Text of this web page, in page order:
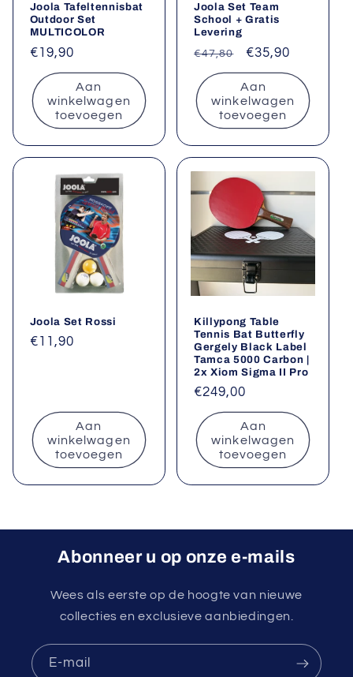
Joola Tafeltennisbat
Outdoor Set
MULTICOLOR
Normale
prijs
€19,90
Aan
winkelwagen
toevoegen
Joola Set Team
School + Gratis
Levering
Normale
prijs
€47,80 €35,90
Aan
winkelwagen
toevoegen
Joola Set Rossi
Normale
€11,90
Aan
winkelwagen
toevoegen
Killypong Table
Tennis Bat Butterfly
Gergely Black Label
Tamca 5000 Carbon |
2x Xiom Sigma II Pro
Normale
prijs
€249,00
Aan
winkelwagen
toevoegen
Abonneer u op onze e-mails
Wees als eerste op de hoogte van nieuwe
collecties en exclusieve aanbiedingen.
E‑mail